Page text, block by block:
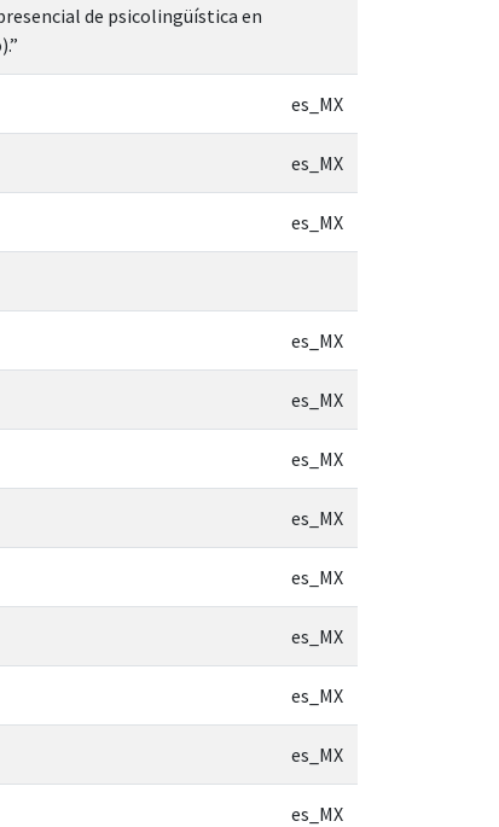
de psicolingüística en
es_MX
es_MX
es_MX
es_MX
es_MX
es_MX
es_MX
es_MX
es_MX
es_MX
es_MX
es_MX